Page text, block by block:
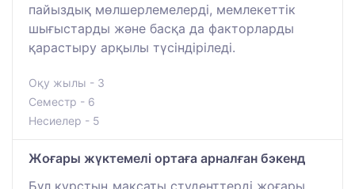
пайыздық мөлшерлемелерді, мемлекеттік
шығыстарды және басқа да факторларды
қарастыру арқылы түсіндіріледі.
Оқу жылы - 3
Семестр - 6
Несиелер - 5
Жоғары жүктемелі ортаға арналған бэкенд
Бұл курстың мақсаты студенттерді жоғары